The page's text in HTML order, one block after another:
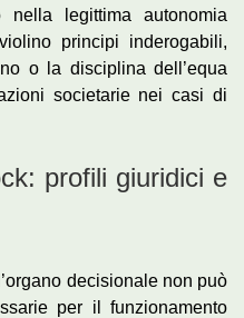
nella legittima autonomia
principi inderogabili,
o la disciplina dell’equa
societarie nei casi di
profili giuridici e
decisionale non può
per il funzionamento